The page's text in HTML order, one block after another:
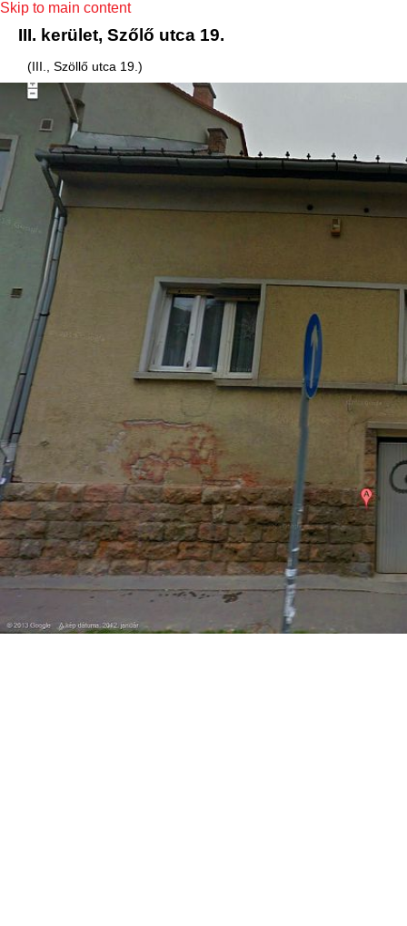
Skip to main content
III. kerület, Szőlő utca 19.
(III., Szöllő utca 19.)